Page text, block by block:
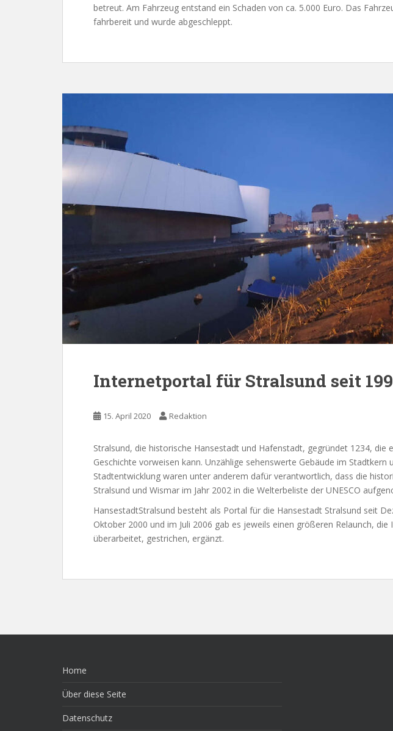
betreut. Am Fahrzeug entstand ein Schaden von ca. 5.000 Euro. Das
fahrbereit und wurde abgeschleppt.
Internetportal für Stralsund seit
15. April 2020 Redaktion
Stralsund, die historische Hansestadt und Hafenstadt, gegründet 1234, die
Geschichte vorweisen kann. Unzählige sehenswerte Gebäude im Stadtkern
Stadtentwicklung waren unter anderem dafür verantwortlich, dass die
Stralsund und Wismar im Jahr 2002 in die Welterbeliste der UNESCO
HansestadtStralsund besteht als Portal für die Hansestadt Stralsund seit
Oktober 2000 und im Juli 2006 gab es jeweils einen größeren Relaunch, die
überarbeitet, gestrichen, ergänzt.
Home
Über diese Seite
Datenschutz